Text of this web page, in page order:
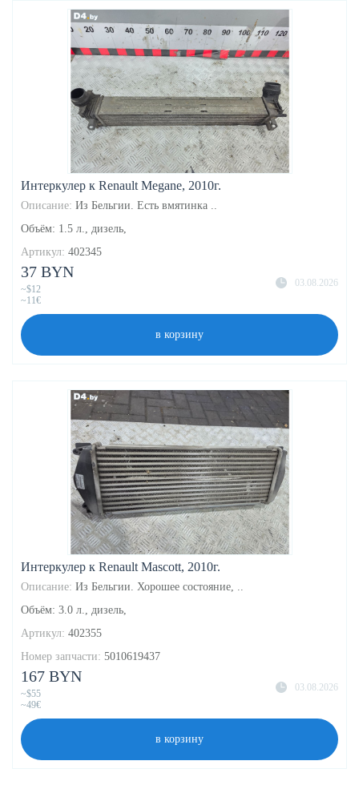
Интеркулер к Renault Megane, 2010г.
Описание: Из Бельгии. Есть вмятинка ..
Объём: 1.5 л., дизель,
Артикул: 402345
03.08.2026
37 BYN
~$12
~11€
в корзину
Интеркулер к Renault Mascott, 2010г.
Описание: Из Бельгии. Хорошее состояние, ..
Объём: 3.0 л., дизель,
Артикул: 402355
Номер запчасти: 5010619437
03.08.2026
167 BYN
~$55
~49€
в корзину